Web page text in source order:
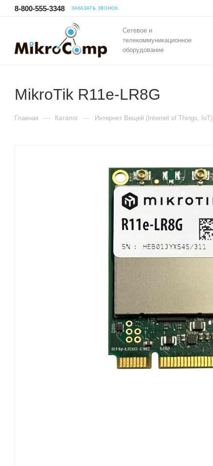
8-800-555-3348 ЗАКАЗАТЬ ЗВОНОК
Сетевое и
телекоммуникационное
оборудование
MikroTik R11e-LR8G
Главная — Каталог — Интернет Вещей (Internet of Things, IoT)